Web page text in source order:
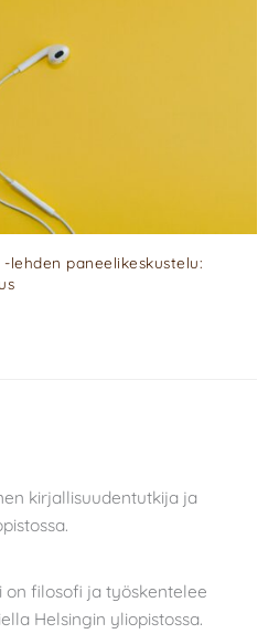
lehden paneelikeskustelu:
kirjallisuudentutkija ja
on filosofi ja työskentelee
Helsingin yliopistossa.